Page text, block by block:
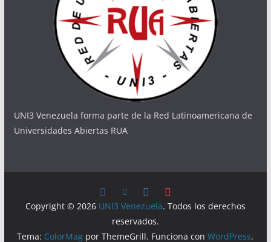
UNI3 Venezuela forma parte de la Red Latinoamericana de
Universidades Abiertas RUA
Copyright © 2026 UNI3 Venezuela. Todos los derechos
reservados.
Tema: ColorMag por ThemeGrill. Funciona conWordPress.